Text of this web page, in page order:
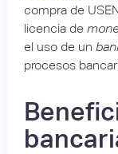
compra de
licencia de
el uso de un
procesos